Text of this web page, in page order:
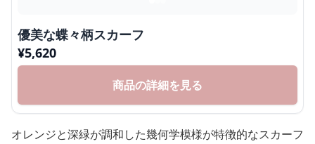
優美な蝶々柄スカーフ
¥5,620
商品の詳細を見る
オレンジと深緑が調和した幾何学模様が特徴的なスカーフ